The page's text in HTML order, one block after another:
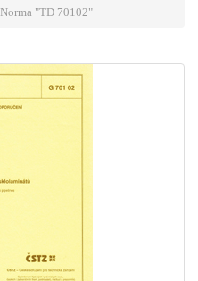
Norma "TD 70102"